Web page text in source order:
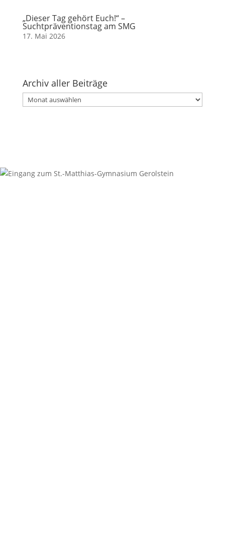
„Dieser Tag gehört Euch!“ –
Suchtpräventionstag am SMG
17. Mai 2026
Archiv aller Beiträge
Archiv
aller